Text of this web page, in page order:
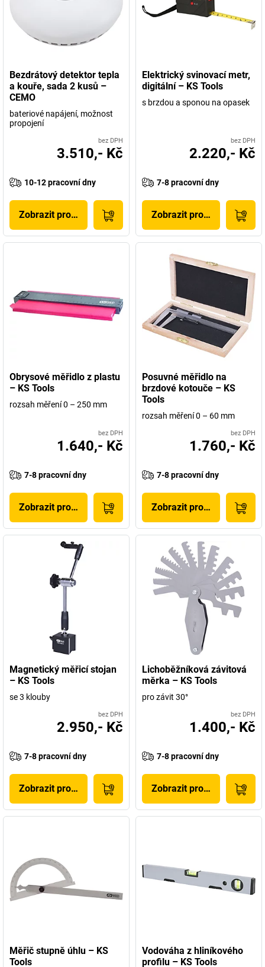
Bezdrátový detektor tepla
a kouře, sada 2 kusů –
CEMO
bateriové napájení, možnost
propojení
bez DPH
3.510,- Kč
10-12 pracovní dny
Zobrazit produkt
Elektrický svinovací metr,
digitální – KS Tools
s brzdou a sponou na opasek
bez DPH
2.220,- Kč
7-8 pracovní dny
Zobrazit produkt
Obrysové měřidlo z plastu
– KS Tools
rozsah měření 0 – 250 mm
bez DPH
1.640,- Kč
7-8 pracovní dny
Zobrazit produkt
Posuvné měřidlo na
brzdové kotouče – KS
Tools
rozsah měření 0 – 60 mm
bez DPH
1.760,- Kč
7-8 pracovní dny
Zobrazit produkt
Magnetický měřicí stojan
– KS Tools
se 3 klouby
bez DPH
2.950,- Kč
7-8 pracovní dny
Zobrazit produkt
Lichoběžníková závitová
měrka – KS Tools
pro závit 30°
bez DPH
1.400,- Kč
7-8 pracovní dny
Zobrazit produkt
Měřič stupně úhlu – KS
Tools
Vodováha z hliníkového
profilu – KS Tools